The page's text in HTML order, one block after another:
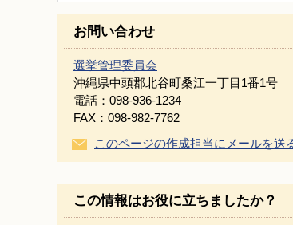
お問い合わせ
選挙管理委員会
沖縄県中頭郡北谷町桑江一丁目1番1号
電話：098-936-1234
FAX：098-982-7762
このページの作成担当にメールを送
この情報はお役に立ちましたか？